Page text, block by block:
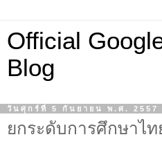
Official
Blog
วันศุกร์ที่ 5 กันยายน พ.ศ. 2557
ยกระดับการศึกษาไท